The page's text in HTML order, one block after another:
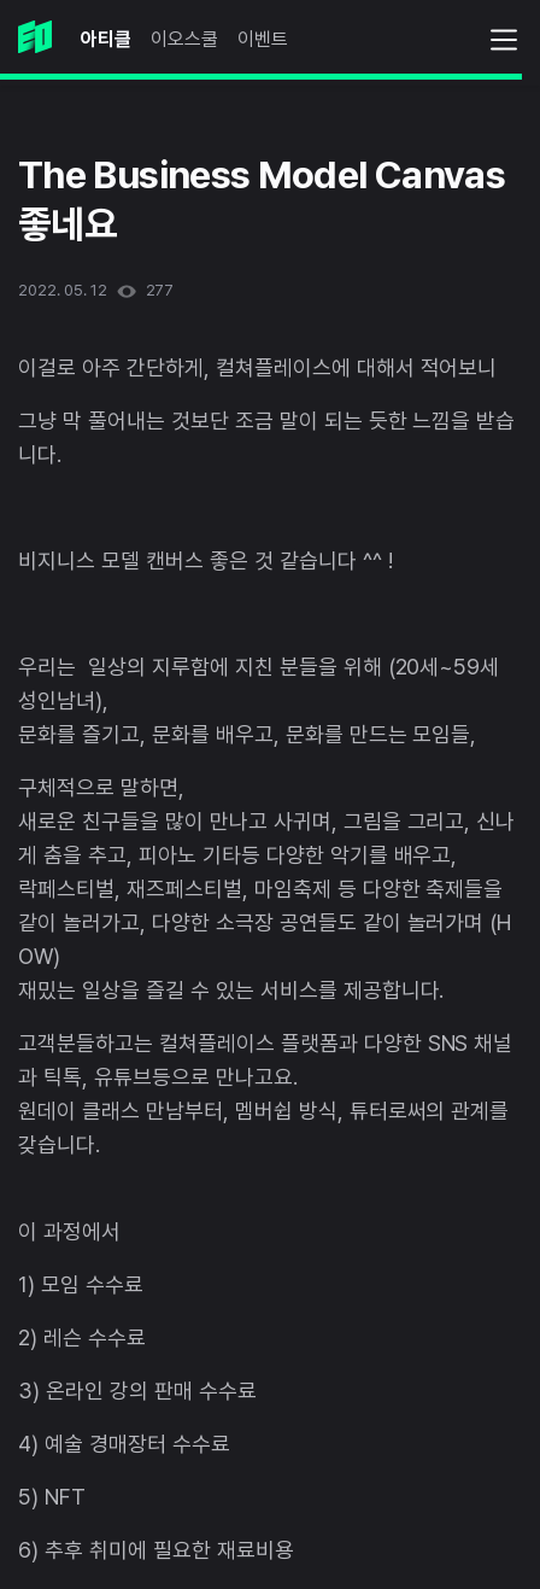
아티클 이오스쿨 이벤트
The Business Model Canvas
좋네요
2022. 05. 12 277
이걸로 아주 간단하게, 컬쳐플레이스에 대해서 적어보니
그냥 막 풀어내는 것보단 조금 말이 되는 듯한 느낌을 받습
니다.
비지니스 모델 캔버스 좋은 것 같습니다 ^^ !
우리는 일상의 지루함에 지친 분들을 위해 (20세~59세
성인남녀),
문화를 즐기고, 문화를 배우고, 문화를 만드는 모임들,
구체적으로 말하면,
새로운 친구들을 많이 만나고 사귀며, 그림을 그리고, 신나
게 춤을 추고, 피아노 기타등 다양한 악기를 배우고,
락페스티벌, 재즈페스티벌, 마임축제 등 다양한 축제들을
같이 놀러가고, 다양한 소극장 공연들도 같이 놀러가며 (H
OW)
재밌는 일상을 즐길 수 있는 서비스를 제공합니다.
고객분들하고는 컬쳐플레이스 플랫폼과 다양한 SNS 채널
과 틱톡, 유튜브등으로 만나고요.
원데이 클래스 만남부터, 멤버쉽 방식, 튜터로써의 관계를
갖습니다.
이 과정에서
1) 모임 수수료
2) 레슨 수수료
3) 온라인 강의 판매 수수료
4) 예술 경매장터 수수료
5) NFT
6) 추후 취미에 필요한 재료비용